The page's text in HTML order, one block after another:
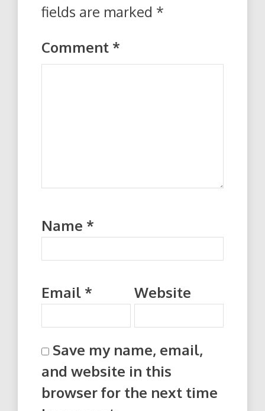
fields are marked *
Comment *
Name *
Email * Website
Save my name, email,
and website in this
browser for the next time